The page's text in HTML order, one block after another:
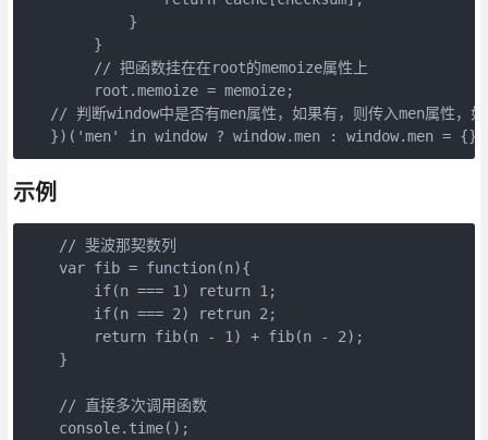
            }
        }
        // 把函数挂在在root的memoize属性上
        root.memoize = memoize;
// 判断window中是否有men属性，如果有，则传入men属性，
})('men' in window ? window.men : window.men =
示例
    // 斐波那契数列
    var fib = function(n){
        if(n === 1) return 1;
        if(n === 2) retrun 2;
        return fib(n - 1) + fib(n - 2);
    }
    // 直接多次调用函数
    console.time();